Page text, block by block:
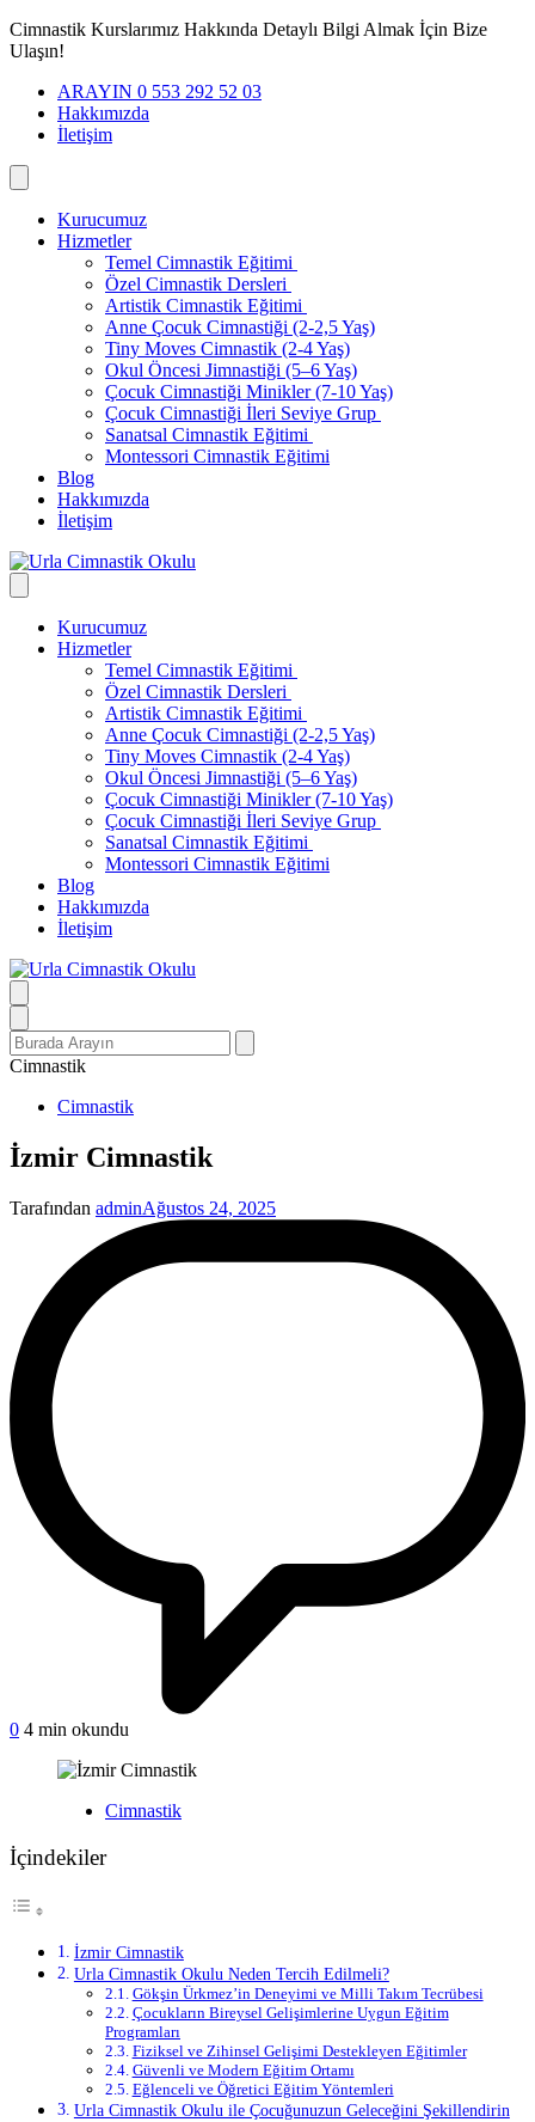
İçeriğe
geç
Cimnastik Kurslarımız Hakkında Detaylı Bilgi Almak İçin Bize
Ulaşın!
ARAYIN 0 553 292 52 03
Hakkımızda
İletişim
Kurucumuz
Hizmetler
Temel Cimnastik Eğitimi
Özel Cimnastik Dersleri
Artistik Cimnastik Eğitimi
Anne Çocuk Cimnastiği (2-2,5 Yaş)
Tiny Moves Cimnastik (2-4 Yaş)
Okul Öncesi Jimnastiği (5–6 Yaş)
Çocuk Cimnastiği Minikler (7-10 Yaş)
Çocuk Cimnastiği İleri Seviye Grup
Sanatsal Cimnastik Eğitimi
Montessori Cimnastik Eğitimi
Blog
Hakkımızda
İletişim
Kurucumuz
Hizmetler
Temel Cimnastik Eğitimi
Özel Cimnastik Dersleri
Artistik Cimnastik Eğitimi
Anne Çocuk Cimnastiği (2-2,5 Yaş)
Tiny Moves Cimnastik (2-4 Yaş)
Okul Öncesi Jimnastiği (5–6 Yaş)
Çocuk Cimnastiği Minikler (7-10 Yaş)
Çocuk Cimnastiği İleri Seviye Grup
Sanatsal Cimnastik Eğitimi
Montessori Cimnastik Eğitimi
Blog
Hakkımızda
İletişim
Search
for:
Cimnastik
YayınlananCimnastik
İzmir Cimnastik
Tarafından adminAğustos 24, 2025
0 on
Cimnastik
4 min okundu
YayınlananCimnastik
İçindekiler
İzmir Cimnastik
Urla Cimnastik Okulu Neden Tercih Edilmeli?
Gökşin Ürkmez’in Deneyimi ve Milli Takım Tecrübesi
Çocukların Bireysel Gelişimlerine Uygun Eğitim
Programları
Fiziksel ve Zihinsel Gelişimi Destekleyen Eğitimler
Güvenli ve Modern Eğitim Ortamı
Eğlenceli ve Öğretici Eğitim Yöntemleri
Urla Cimnastik Okulu ile Çocuğunuzun Geleceğini Şekillendirin